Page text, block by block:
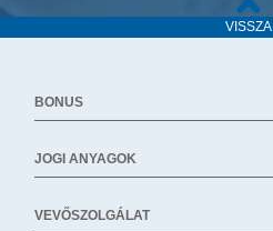
VISSZA
BONUS
JOGI ANYAGOK
VEVŐSZOLGÁLAT